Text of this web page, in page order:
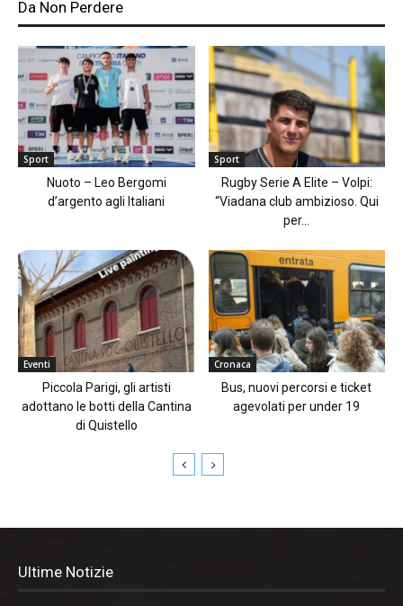
Da Non Perdere
Sport
Nuoto – Leo Bergomi
d’argento agli Italiani
Sport
Rugby Serie A Elite – Volpi:
“Viadana club ambizioso. Qui
per...
Eventi
Piccola Parigi, gli artisti
adottano le botti della Cantina
di Quistello
Cronaca
Bus, nuovi percorsi e ticket
agevolati per under 19
Ultime Notizie